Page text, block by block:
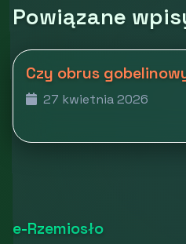
Powiązane
Czy obrus
27 kwietnia 2026
e-Rzemiosło